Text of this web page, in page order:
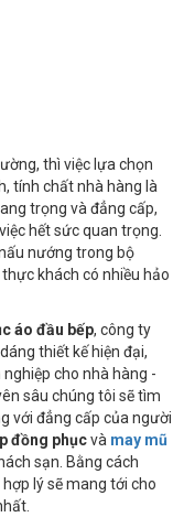
thì việc lựa chọn
tính chất nhà hàng là
trọng và đẳng cấp,
hết sức quan trọng.
nướng trong bộ
khách có nhiều hảo
áo đầu bếp, công ty
thiết kế hiện đại,
cho nhà hàng -
sâu chúng tôi sẽ tìm
với đẳng cấp của người
đồng phụcvà may mũ
sạn. Bằng cách
lý sẽ mang tới cho